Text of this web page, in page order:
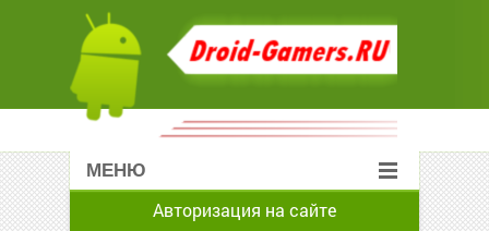
МЕНЮ
Авторизация на сайте